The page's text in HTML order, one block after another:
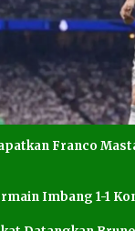
Franco
Imbang 1-1